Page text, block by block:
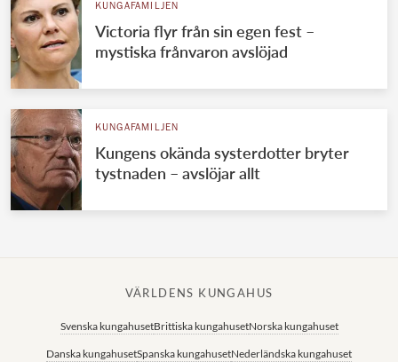
KUNGAFAMILJEN
Victoria flyr från sin egen fest –
mystiska frånvaron avslöjad
KUNGAFAMILJEN
Kungens okända systerdotter bryter
tystnaden – avslöjar allt
VÄRLDENS KUNGAHUS
Svenska kungahusetBrittiska kungahusetNorska kungahuset
Danska kungahusetSpanska kungahusetNederländska kungahuset